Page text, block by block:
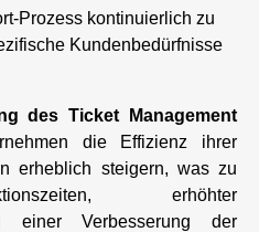
Prozess kontinuierlich zu
Kundenbedürfnisse
des Ticket Management
die Effizienz ihrer
erheblich steigern, was zu
erhöhter
einer Verbesserung der